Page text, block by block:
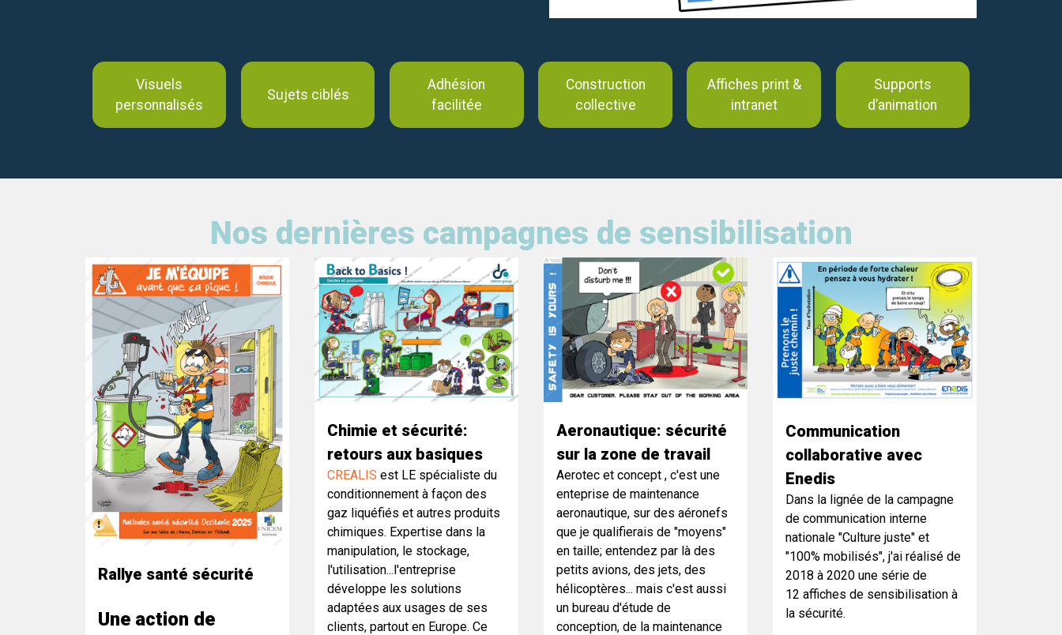
Visuels
personnalisés
Sujets ciblés
Adhésion
facilitée
Construction
collective
Affiches print &
intranet
Supports
d’animation
Nos dernières campagnes de sensibilisation
Rallye santé sécurité
Une action de
Chimie et sécurité:
retours aux basiques
CREALIS est LE spécialiste du
conditionnement à façon des
gaz liquéfiés et autres produits
chimiques. Expertise dans la
manipulation, le stockage,
l'utilisation...l'entreprise
développe les solutions
adaptées aux usages de ses
clients, partout en Europe. Ce
Aeronautique: sécurité
sur la zone de travail
Aerotec et concept , c'est une
enteprise de maintenance
aeronautique, sur des aéronefs
que je qualifierais de "moyens"
en taille; entendez par là des
petits avions, des jets, des
hélicoptères... mais c'est aussi
un bureau d'étude de
conception, de la maintenance
Communication
collaborative avec
Enedis
Dans la lignée de la campagne
de communication interne
nationale "Culture juste" et
"100% mobilisés", j'ai réalisé de
2018 à 2020 une série de
12 affiches de sensibilisation à
la sécurité.